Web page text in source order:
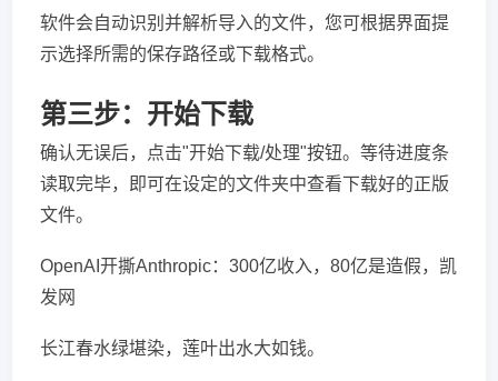
软件会自动识别并解析导入的文件，您可根据界面提
示选择所需的保存路径或下载格式。
第三步：开始下载
确认无误后，点击"开始下载/处理"按钮。等待进度条
读取完毕，即可在设定的文件夹中查看下载好的正版
文件。
OpenAI开撕Anthropic：300亿收入，80亿是造假，凯
发网
长江春水绿堪染，莲叶出水大如钱。